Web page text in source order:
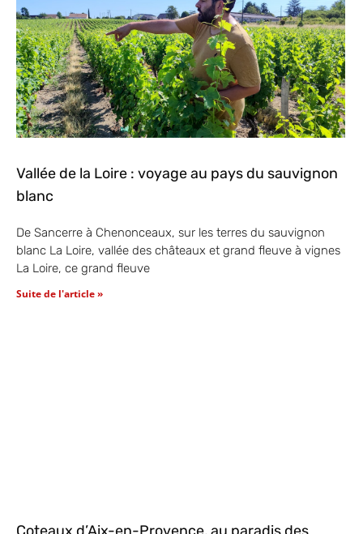
Vallée de la Loire : voyage au pays du sauvignon
blanc
De Sancerre à Chenonceaux, sur les terres du sauvignon
blanc La Loire, vallée des châteaux et grand fleuve à vignes
La Loire, ce grand fleuve
Suite de l'article »